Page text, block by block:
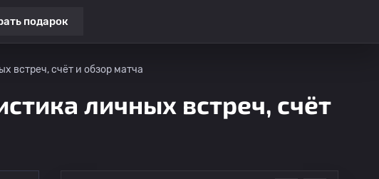
подарок
встреч, счёт и обзор матча
личных встреч, счёт